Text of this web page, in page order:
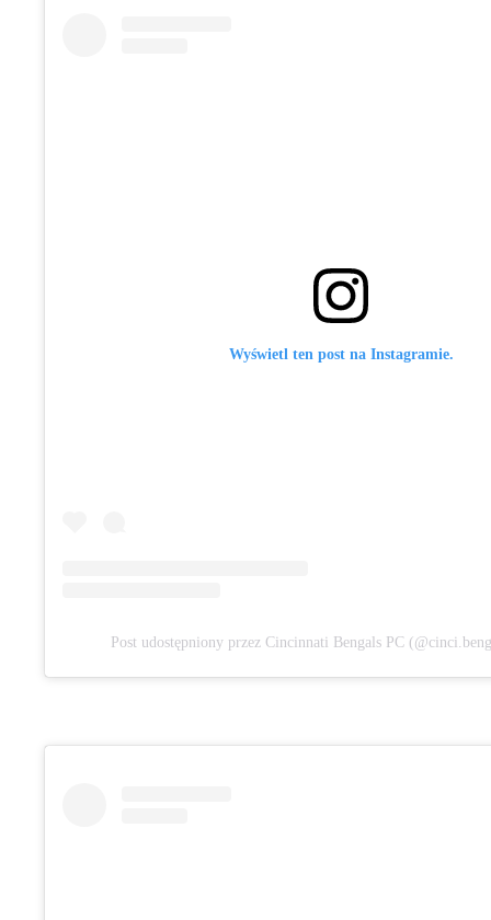
Wyświetl ten post na Instagramie.
Post udostępniony przez Cincinnati Bengals PC